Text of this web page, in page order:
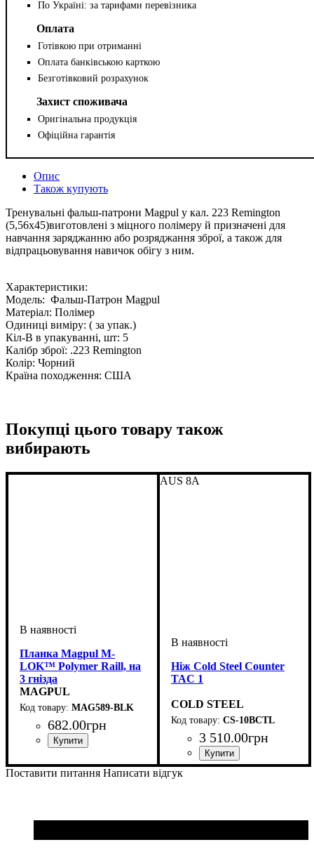
По Україні: за тарифами перевізника
Оплата
Готівкою при отриманні
Оплата банківською карткою
Безготівковий розрахунок
Захист споживача
Оригінальна продукція
Офіційна гарантія
Опис
Також купують
Тренувальні фальш-патрони Magpul у кал. 223 Remington
(5,56x45)виготовлені з міцного полімеру й призначені для
навчання заряджанню або розряджання зброї, а також для
відпрацьовування навичок обігу з ним.
Характеристики:
Модель: Фальш-Патрон Magpul
Матеріал: Полімер
Одиниці виміру: ( за упак.)
Кіл-В в упакуванні, шт: 5
Калібр зброї: .223 Remington
Колір: Чорний
Країна походження: США
Покупці цього товару також
вибирають
Планка Magpul M-
LOK™ Polymer Raill, на
3 гнізда
MAGPUL
MAG589-BLK
682.00грн
AUS 8A
Ніж Cold Steel Counter
TAC 1
COLD STEEL
CS-10BCTL
3 510.00грн
Поставити питання Написати відгук